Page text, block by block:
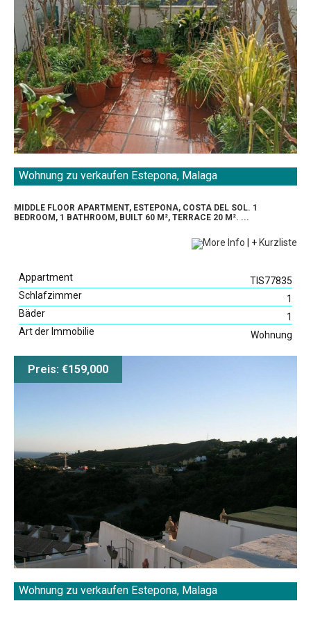
Wohnung zu verkaufen Estepona, Malaga
MIDDLE FLOOR APARTMENT, ESTEPONA, COSTA DEL SOL. 1
BEDROOM, 1 BATHROOM, BUILT 60 M², TERRACE 20 M². ...
More Info + Kurzliste
Appartment
TIS77835
Schlafzimmer
1
Bäder
1
Art der Immobilie
Wohnung
Preis: €159,000
Wohnung zu verkaufen Estepona, Malaga